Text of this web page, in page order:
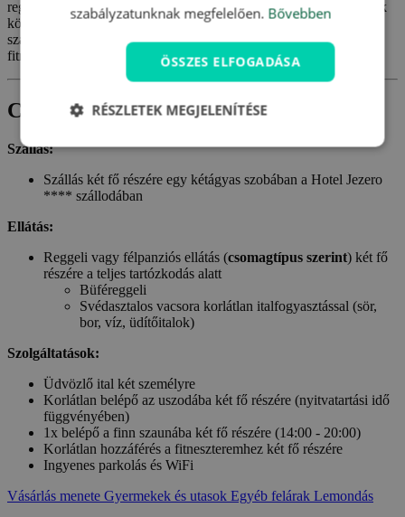
reggeli vagy a félpanziós ellátás között. Ezen felül utalványunknak
köszönhetően korlátlanul élvezheti a beltéri medencét és a finn
szauna egyszeri használatát. Az aktív pihenés szerelmesei pedig a
fitnesztermet is kipróbálhatják.
Csomagtartalom
Szállás:
Szállás két fő részére egy kétágyas szobában a Hotel Jezero
**** szállodában
Ellátás:
Reggeli vagy félpanziós ellátás (csomagtípus szerint) két fő
részére a teljes tartózkodás alatt
Büféreggeli
Svédasztalos vacsora korlátlan italfogyasztással (sör,
bor, víz, üdítőitalok)
Szolgáltatások:
Üdvözlő ital két személyre
Korlátlan belépő az uszodába két fő részére (nyitvatartási idő
függvényében)
1x belépő a finn szaunába két fő részére (14:00 - 20:00)
Korlátlan hozzáférés a fitneszteremhez két fő részére
Ingyenes parkolás és WiFi
Vásárlás menete Gyermekek és utasok Egyéb felárak Lemondás
szabályzatunknak megfelelően. Bővebben
ÖSSZES ELFOGADÁSA
RÉSZLETEK MEGJELENÍTÉSE